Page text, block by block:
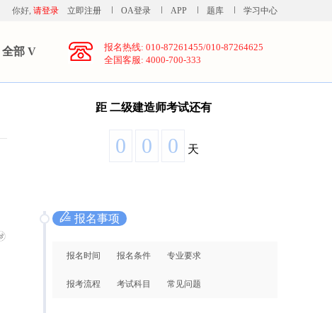
你好, 请登录 立即注册 OA登录 APP 题库 学习中心
全部 V
报名热线: 010-87261455/010-87264625
全国客服: 4000-700-333
距 二级建造师考试还有
0 0 0 天
报名事项
报名时间 报名条件 专业要求
报考流程 考试科目 常见问题